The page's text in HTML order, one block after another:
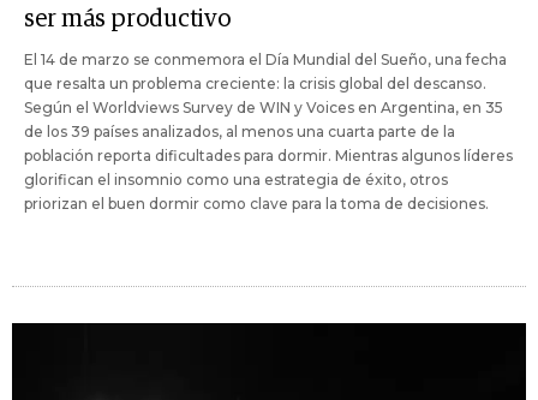
ser más productivo
El 14 de marzo se conmemora el Día Mundial del Sueño, una fecha
que resalta un problema creciente: la crisis global del descanso.
Según el Worldviews Survey de WIN y Voices en Argentina, en 35
de los 39 países analizados, al menos una cuarta parte de la
población reporta dificultades para dormir. Mientras algunos líderes
glorifican el insomnio como una estrategia de éxito, otros
priorizan el buen dormir como clave para la toma de decisiones.